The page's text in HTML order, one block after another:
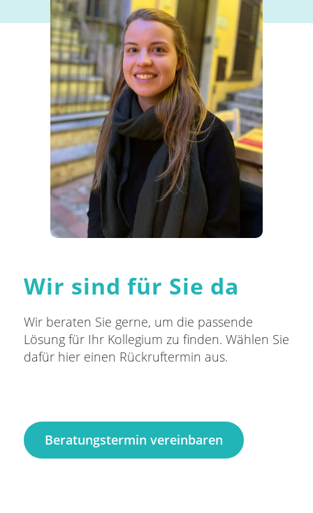
Wir sind für Sie da
Wir beraten Sie gerne, um die passende
Lösung für Ihr Kollegium zu finden. Wählen Sie
dafür hier einen Rückruftermin aus.
Beratungstermin vereinbaren